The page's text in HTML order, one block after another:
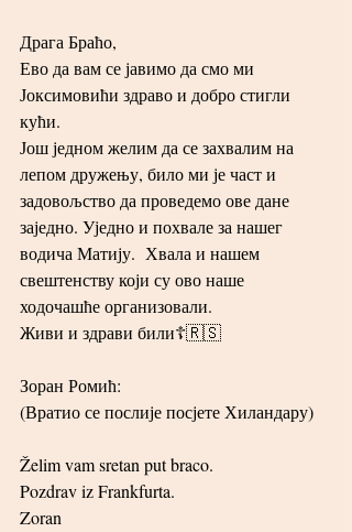
Драга Браћо,
Ево да вам се јавимо да смо ми
Јоксимовићи здраво и добро стигли
кући.
Још једном желим да се захвалим на
лепом дружењу, било ми је част и
задовољство да проведемо ове дане
заједно. Уједно и похвале за нашег
водича Матију.  Хвала и нашем
свештенству који су ово наше
ходочашће организовали.
Живи и здрави били☦️🇷🇸
Зоран Ромић:
(Вратио се послије посјете Хиландару)
Želim vam sretan put braco.
Pozdrav iz Frankfurta.
Zoran